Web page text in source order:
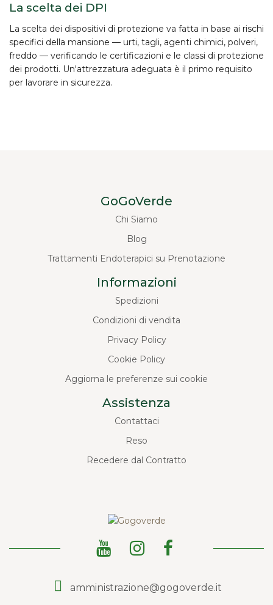
La scelta dei DPI
La scelta dei dispositivi di protezione va fatta in base ai rischi
specifici della mansione — urti, tagli, agenti chimici, polveri,
freddo — verificando le certificazioni e le classi di protezione
dei prodotti. Un'attrezzatura adeguata è il primo requisito
per lavorare in sicurezza.
GoGoVerde
Chi Siamo
Blog
Trattamenti Endoterapici su Prenotazione
Informazioni
Spedizioni
Condizioni di vendita
Privacy Policy
Cookie Policy
Aggiorna le preferenze sui cookie
Assistenza
Contattaci
Reso
Recedere dal Contratto
amministrazione@gogoverde.it